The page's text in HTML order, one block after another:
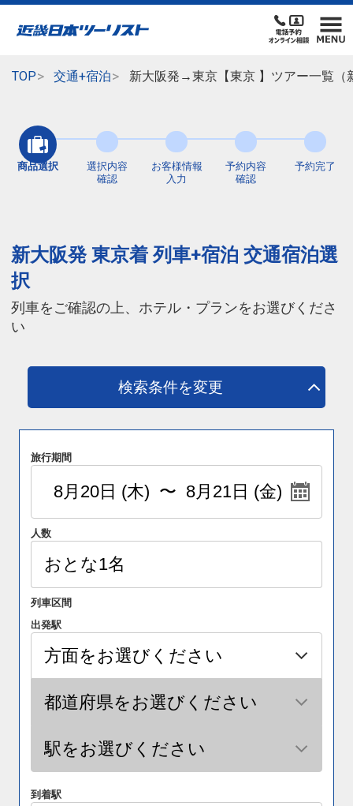
TOP 交通+宿泊 新大阪発→東京【東京 】ツアー一覧（
商品選択
選択内容
確認
お客様情報
入力
予約内容
確認
予約完了
新大阪発 東京着 列車+宿泊 交通宿泊選
択
列車をご確認の上、ホテル・プランをお選びくださ
い
検索条件を変更
旅行期間
人数
列車区間
出発駅
到着駅